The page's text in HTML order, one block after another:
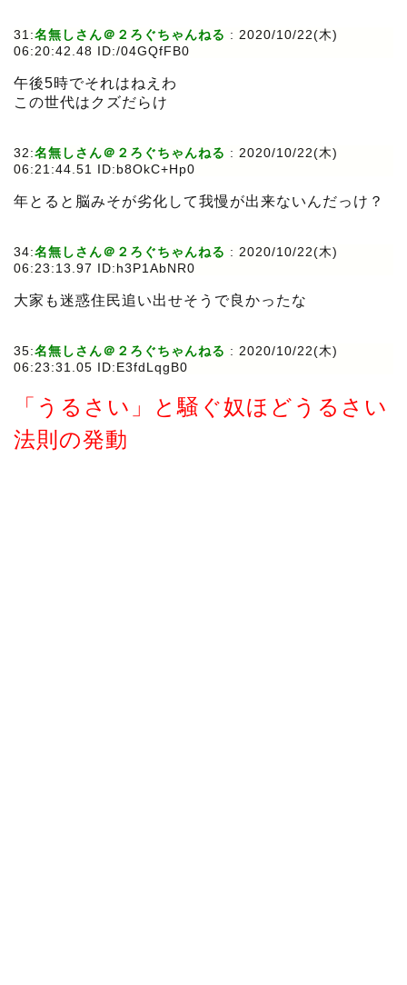
31:名無しさん＠２ろぐちゃんねる : 2020/10/22(木)
06:20:42.48 ID:/04GQfFB0
午後5時でそれはねえわ
この世代はクズだらけ
32:名無しさん＠２ろぐちゃんねる : 2020/10/22(木)
06:21:44.51 ID:b8OkC+Hp0
年とると脳みそが劣化して我慢が出来ないんだっけ？
34:名無しさん＠２ろぐちゃんねる : 2020/10/22(木)
06:23:13.97 ID:h3P1AbNR0
大家も迷惑住民追い出せそうで良かったな
35:名無しさん＠２ろぐちゃんねる : 2020/10/22(木)
06:23:31.05 ID:E3fdLqgB0
「うるさい」と騒ぐ奴ほどうるさい
法則の発動